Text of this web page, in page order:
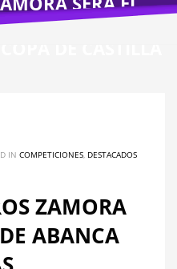
EN LAS
IN COMPETICIONES DESTACADOS
ZAMORA
ABANCA